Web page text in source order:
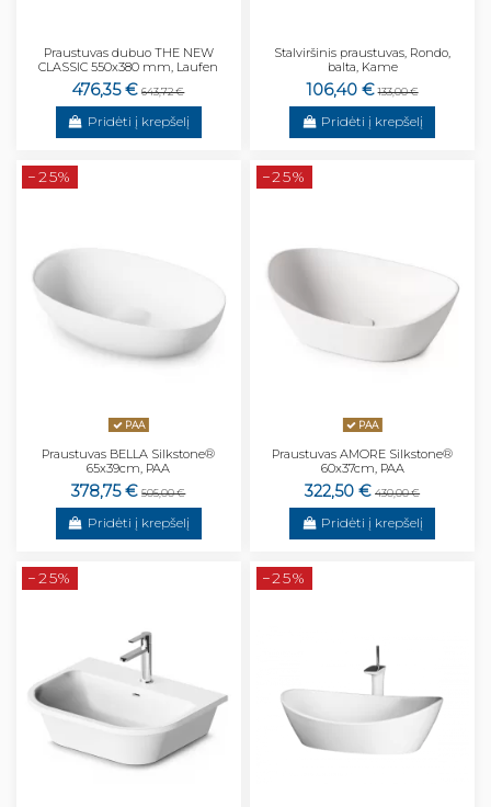
Praustuvas dubuo THE NEW
CLASSIC 550x380 mm, Laufen
476,35 € 643,72 €
Pridėti į krepšelį
Stalviršinis praustuvas, Rondo,
balta, Kame
106,40 € 133,00 €
Pridėti į krepšelį
−25%
PAA
Praustuvas BELLA Silkstone®
65x39cm, PAA
378,75 € 505,00 €
Pridėti į krepšelį
−25%
PAA
Praustuvas AMORE Silkstone®
60x37cm, PAA
322,50 € 430,00 €
Pridėti į krepšelį
−25% −25%